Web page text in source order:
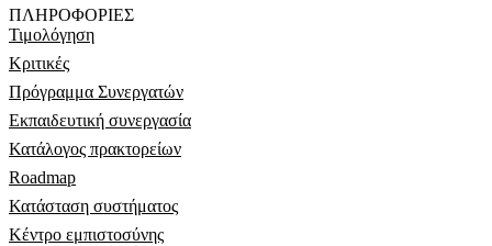
ΠΛΗΡΟΦΟΡΊΕΣ
Τιμολόγηση
Κριτικές
Πρόγραμμα Συνεργατών
Εκπαιδευτική συνεργασία
Κατάλογος πρακτορείων
Roadmap
Κατάσταση συστήματος
Κέντρο εμπιστοσύνης